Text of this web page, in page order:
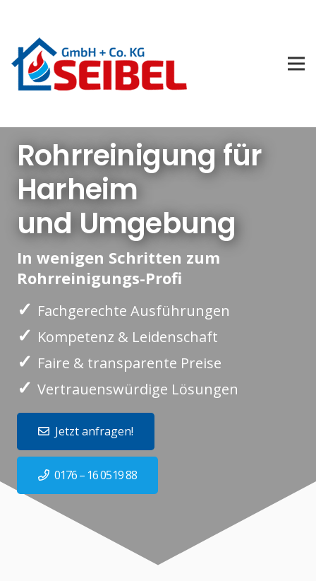
Rohrreinigung für
Harheim
und Umgebung
In wenigen Schritten zum
Rohrreinigungs-Profi
✓ Fachgerechte Ausführungen
✓ Kompetenz & Leidenschaft
✓ Faire & transparente Preise
✓ Vertrauenswürdige Lösungen
Jetzt anfragen!
0176 – 16 0519 88